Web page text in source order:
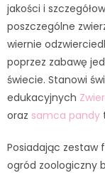
jakości i
poszczególne
wiernie
poprzez zabawę
świecie. Stanowi
edukacyjnych
oraz samca pandy
Posiadając zestaw
ogród zoologiczny